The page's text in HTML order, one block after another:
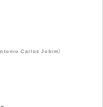
Carlos Jobim）